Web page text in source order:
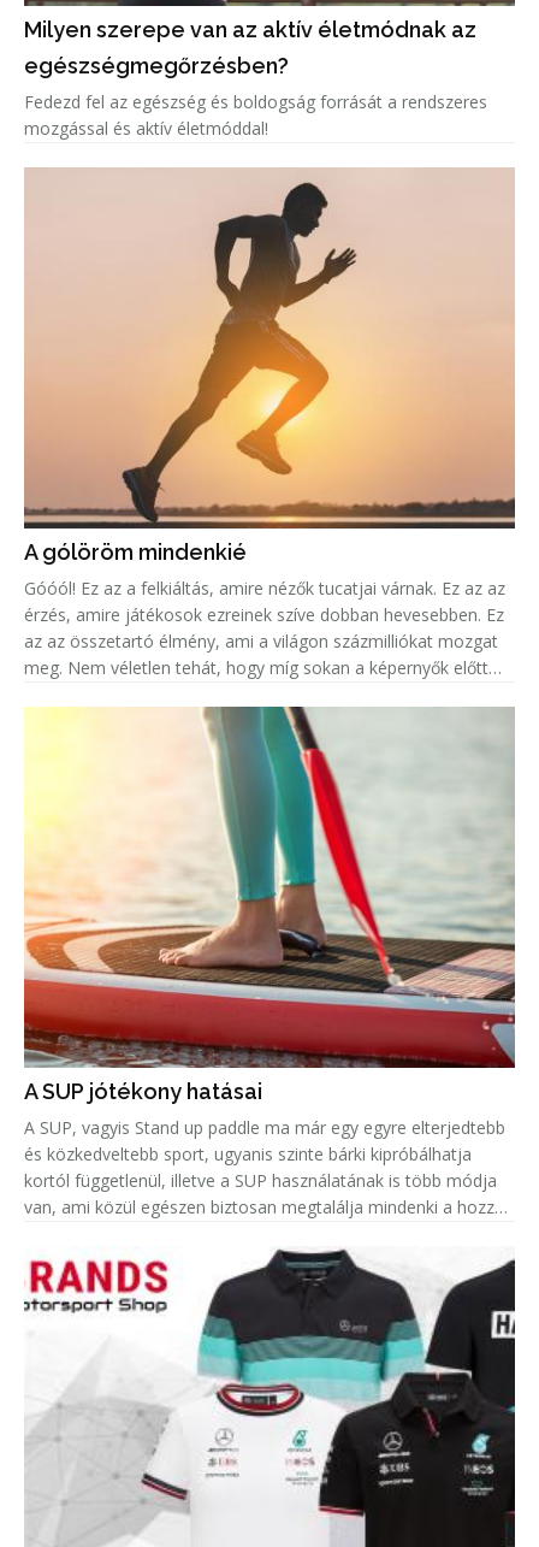
Milyen szerepe van az aktív életmódnak az
egészségmegőrzésben?
Fedezd fel az egészség és boldogság forrását a rendszeres
mozgással és aktív életmóddal!
A gólöröm mindenkié
Góóól! Ez az a felkiáltás, amire nézők tucatjai várnak. Ez az az
érzés, amire játékosok ezreinek szíve dobban hevesebben. Ez
az az összetartó élmény, ami a világon százmilliókat mozgat
meg. Nem véletlen tehát, hogy míg sokan a képernyők előtt
A SUP jótékony hatásai
A SUP, vagyis Stand up paddle ma már egy egyre elterjedtebb
és közkedveltebb sport, ugyanis szinte bárki kipróbálhatja
kortól függetlenül, illetve a SUP használatának is több módja
van, ami közül egészen biztosan megtalálja mindenki a hozzá